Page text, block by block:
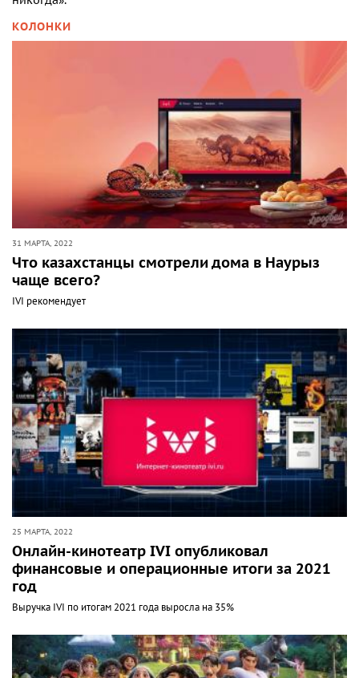
КОЛОНКИ
31 МАРТА, 2022
Что казахстанцы смотрели дома в Наурыз
чаще всего?
IVI рекомендует
25 МАРТА, 2022
Онлайн-кинотеатр IVI опубликовал
финансовые и операционные итоги за 2021
год
Выручка IVI по итогам 2021 года выросла на 35%